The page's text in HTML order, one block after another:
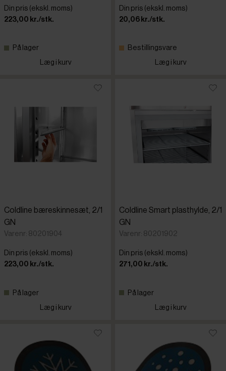
Din pris (ekskl. moms)
223,00 kr./stk.
På lager
Læg i kurv
Din pris (ekskl. moms)
20,06 kr./stk.
Bestillingsvare
Læg i kurv
Coldline bæreskinnesæt, 2/1
GN
Varenr: 80201904
Din pris (ekskl. moms)
223,00 kr./stk.
På lager
Læg i kurv
Coldline Smart plasthylde, 2/1
GN
Varenr: 80201902
Din pris (ekskl. moms)
271,00 kr./stk.
På lager
Læg i kurv